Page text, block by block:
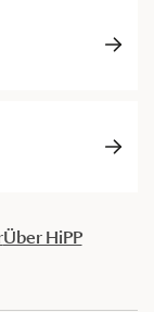
Über HiPP